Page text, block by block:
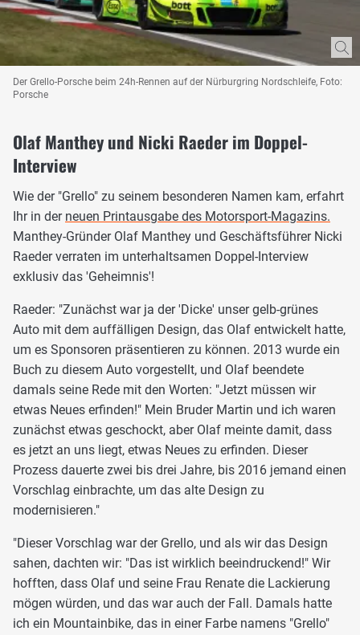
Der Grello-Porsche beim 24h-Rennen auf der Nürburgring Nordschleife, Foto:
Porsche
Olaf Manthey und Nicki Raeder im Doppel-
Interview
Wie der "Grello" zu seinem besonderen Namen kam, erfahrt
Ihr in der neuen Printausgabe des Motorsport-Magazins.
Manthey-Gründer Olaf Manthey und Geschäftsführer Nicki
Raeder verraten im unterhaltsamen Doppel-Interview
exklusiv das 'Geheimnis'!
Raeder: "Zunächst war ja der 'Dicke' unser gelb-grünes
Auto mit dem auffälligen Design, das Olaf entwickelt hatte,
um es Sponsoren präsentieren zu können. 2013 wurde ein
Buch zu diesem Auto vorgestellt, und Olaf beendete
damals seine Rede mit den Worten: "Jetzt müssen wir
etwas Neues erfinden!" Mein Bruder Martin und ich waren
zunächst etwas geschockt, aber Olaf meinte damit, dass
es jetzt an uns liegt, etwas Neues zu erfinden. Dieser
Prozess dauerte zwei bis drei Jahre, bis 2016 jemand einen
Vorschlag einbrachte, um das alte Design zu
modernisieren."
"Dieser Vorschlag war der Grello, und als wir das Design
sahen, dachten wir: "Das ist wirklich beeindruckend!" Wir
hofften, dass Olaf und seine Frau Renate die Lackierung
mögen würden, und das war auch der Fall. Damals hatte
ich ein Mountainbike, das in einer Farbe namens "Grello"